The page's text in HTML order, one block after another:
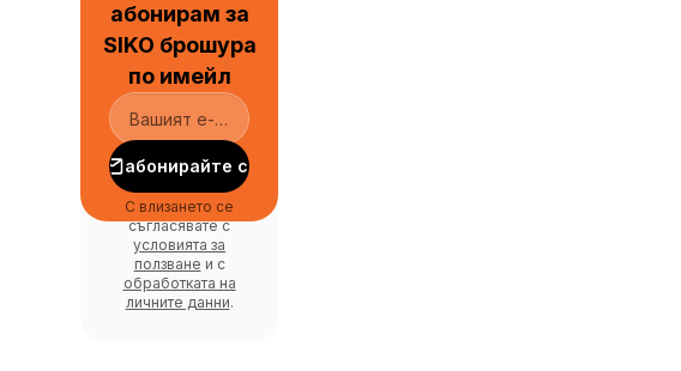
абонирам за
SIKO брошура
по имейл
абонирайте се
С влизането се
съгласявате с
условията за
ползване и с
обработката на
личните данни.